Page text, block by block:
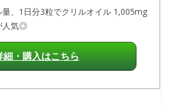
、1日分3粒でクリルオイル 1,005mg
人気◎
細・購入はこちら